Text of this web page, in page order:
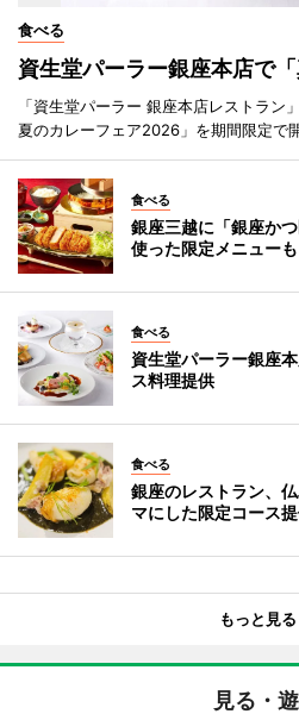
食べる
資生堂パーラー銀座本店で
「資生堂パーラー 銀座本店レストラン
夏のカレーフェア2026」を期間限定で
食べる
銀座三越に「銀座か
使った限定メニューも
食べる
資生堂パーラー銀座
ス料理提供
食べる
銀座のレストラン、
マにした限定コース
もっと見る
見る・